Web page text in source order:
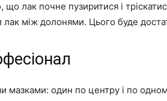
лак почне пузиритися і
лак між долонями. Цього буде
мазками: один по центру і по